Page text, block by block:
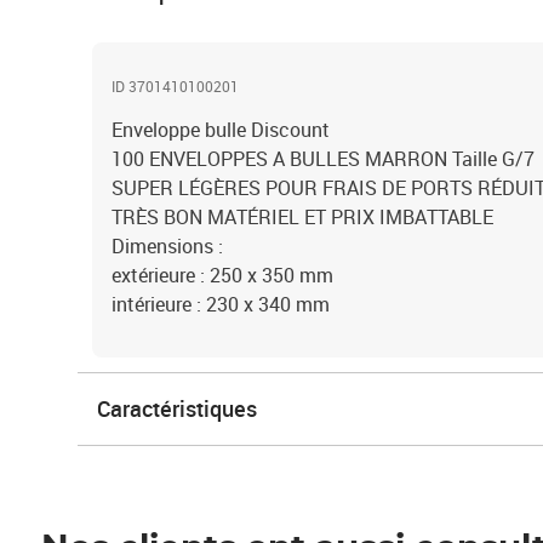
ID 3701410100201
Enveloppe bulle Discount
100 ENVELOPPES A BULLES MARRON Taille G/7
SUPER LÉGÈRES POUR FRAIS DE PORTS
TRÈS BON MATÉRIEL ET PRIX IMBATTABLE
Dimensions :
extérieure : 250 x 350 mm
intérieure : 230 x 340 mm
Caractéristiques